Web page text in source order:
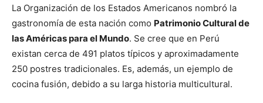
La Organización de los Estados Americanos nombró la
gastronomía de esta nación como Patrimonio Cultural de
las Américas para el Mundo. Se cree que en Perú
existan cerca de 491 platos típicos y aproximadamente
250 postres tradicionales. Es, además, un ejemplo de
cocina fusión, debido a su larga historia multicultural.